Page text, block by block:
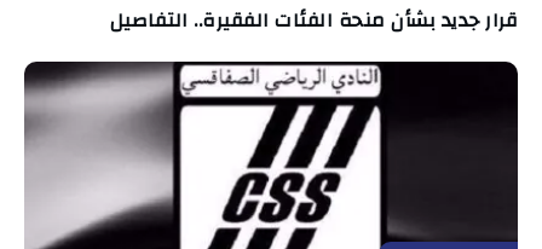
قرار جديد بشأن منحة الفئات الفقيرة.. التفاصيل